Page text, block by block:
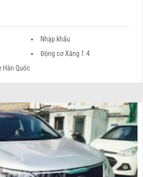
Nhập khẩu
Động cơ Xăng 1.4
Hàn Quốc